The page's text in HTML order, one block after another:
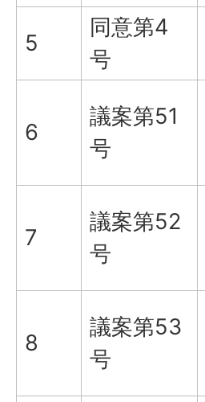
5
同意第4
号
6
議案第51
号
7
議案第52
号
8
議案第53
号